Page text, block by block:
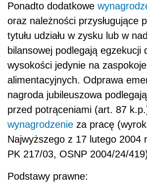
Ponadto dodatkowe
oraz należności przysługujące
tytułu udziału w zysku lub w
bilansowej podlegają egzekucji
wysokości jedynie na
alimentacyjnych. Odprawa
nagroda jubileuszowa
przed potrąceniami (art. 87
wynagrodzenie za pracę
Najwyższego z 17 lutego 2004
PK 217/03, OSNP 2004/24/
Podstawy prawne: